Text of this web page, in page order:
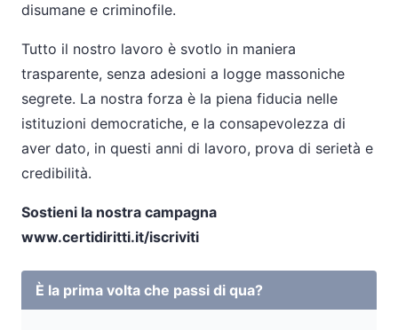
disumane e criminofile.
Tutto il nostro lavoro è svotlo in maniera
trasparente, senza adesioni a logge massoniche
segrete. La nostra forza è la piena fiducia nelle
istituzioni democratiche, e la consapevolezza di
aver dato, in questi anni di lavoro, prova di serietà e
credibilità.
Sostieni la nostra campagna
www.certidiritti.it/iscriviti
È la prima volta che passi di qua?